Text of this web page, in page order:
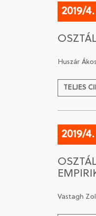
2019/
Huszár Ákos
TELJES
2019/
Vastagh